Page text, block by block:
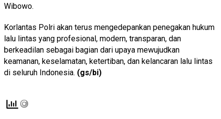
Wibowo.
Korlantas Polri akan terus mengedepankan penegakan hukum
lalu lintas yang profesional, modern, transparan, dan
berkeadilan sebagai bagian dari upaya mewujudkan
keamanan, keselamatan, ketertiban, dan kelancaran lalu lintas
di seluruh Indonesia. (gs/bi)